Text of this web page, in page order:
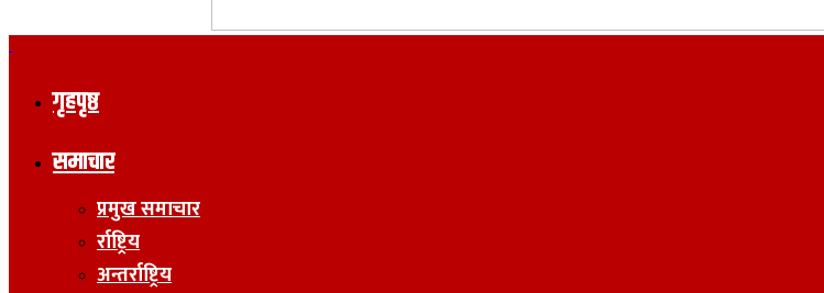
गृहपृष्ठ
समाचार
प्रमुख समाचार
र्राष्ट्रिय
अन्तर्राष्ट्रिय